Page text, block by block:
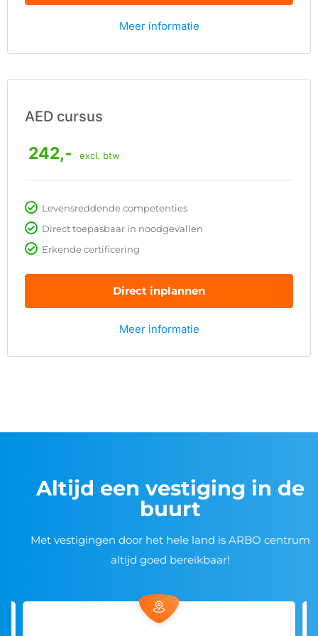
Meer informatie
AED cursus
242,- excl. btw
Levensreddende competenties
Direct toepasbaar in noodgevallen
Erkende certificering
Direct inplannen
Meer informatie
Altijd een vestiging in de
buurt
Met vestigingen door het hele land is ARBO centrum
altijd goed bereikbaar!